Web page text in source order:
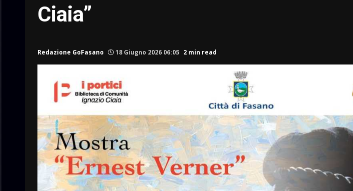
Ciaia”
Redazione GoFasano 18 Giugno 2026 06:05 2 min read